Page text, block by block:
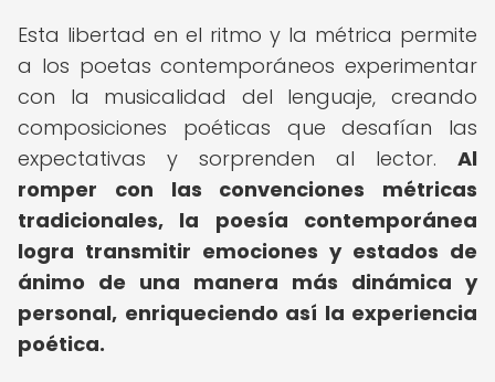
Esta libertad en el ritmo y la métrica permite
a los poetas contemporáneos experimentar
con la musicalidad del lenguaje, creando
composiciones poéticas que desafían las
expectativas y sorprenden al lector. Al
romper con las convenciones métricas
tradicionales, la poesía contemporánea
logra transmitir emociones y estados de
ánimo de una manera más dinámica y
personal, enriqueciendo así la experiencia
poética.